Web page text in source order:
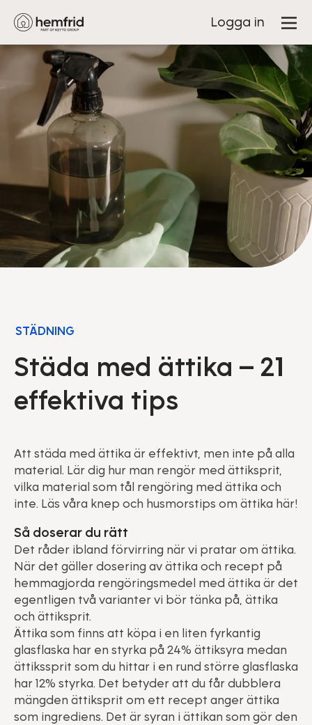
Logga in
STÄDNING
Städa med ättika – 21
effektiva tips
Att städa med ättika är effektivt, men inte på alla
material. Lär dig hur man rengör med ättiksprit,
vilka material som tål rengöring med ättika och
inte. Läs våra knep och husmorstips om ättika här!
Så doserar du rätt
Det råder ibland förvirring när vi pratar om ättika.
När det gäller dosering av ättika och recept på
hemmagjorda rengöringsmedel med ättika är det
egentligen två varianter vi bör tänka på, ättika
och ättiksprit.
Ättika som finns att köpa i en liten fyrkantig
glasflaska har en styrka på 24% ättiksyra medan
ättikssprit som du hittar i en rund större glasflaska
har 12% styrka. Det betyder att du får dubblera
mängden ättiksprit om ett recept anger ättika
som ingrediens. Det är syran i ättikan som gör den